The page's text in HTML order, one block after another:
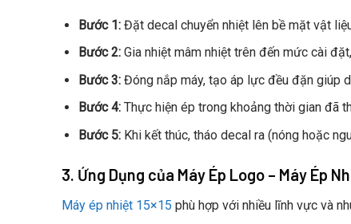
Bước 1:Đặt decal chuyển nhiệt lên bề mặt vật
Bước 2:Gia nhiệt mâm nhiệt trên đến mức cài
Bước 3:Đóng nắp máy, tạo áp lực đều đặn giúp
Bước 4:Thực hiện ép trong khoảng thời gian đã
Bước 5:Khi kết thúc, tháo decal ra (nóng hoặc
3. Ứng Dụng của Máy Ép Logo – Máy Ép
Máy ép nhiệt 15×15 phù hợp với nhiều lĩnh vực và